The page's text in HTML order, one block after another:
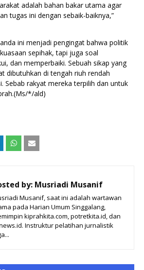
adalah bahan bakar utama agar
tugas ini dengan sebaik-baiknya,”
ini menjadi pengingat bahwa politik
sepihak, tapi juga soal
dan memperbaiki. Sebuah sikap yang
dibutuhkan di tengah riuh rendah
Sebab rakyat mereka terpilih dan untuk
*/ald)
by: Musriadi Musanif
Musanif, saat ini adalah wartawan
pada Harian Umum Singgalang,
kiprahkita.com, potretkita.id, dan
Instruktur pelatihan jurnalistik